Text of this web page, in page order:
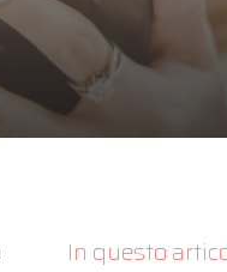
In questo